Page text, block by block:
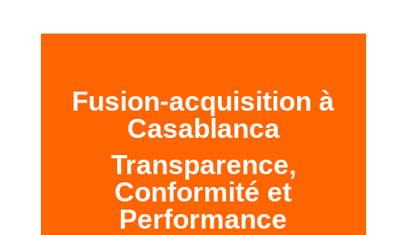
Fusion-acquisition à
Casablanca
Transparence,
Conformité et
Performance